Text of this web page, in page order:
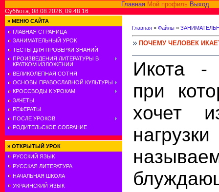
Главная Мой профиль Выход
Суббота, 08.08.2026, 09:48:16
» МЕНЮ САЙТА
ГЛАВНАЯ СТРАНИЦА
ЗАНИМАТЕЛЬНЫЙ УРОК
ТЕСТЫ ДЛЯ ПРОВЕРКИ ЗНАНИЙ
ПРОИЗВЕДЕНИЯ ЛИТЕРАТУРЫ В
КРАТКОМ ИЗЛОЖЕНИИ
ВЕЛИКОЛЕПНАЯ СОТНЯ
ОСНОВЫ ПРАВОСЛАВНОЙ КУЛЬТУРЫ
КРОССВОДЫ К УРОКАМ
ЗАЧЕТЫ
РЕФЕРАТЫ
ПОСЛЕ УРОКОВ
РОДИТЕЛЬСКОЕ СОБРАНИЕ
» ОТКРЫТЫЙ УРОК
РУССКИЙ ЯЗЫК
РУССКАЯ ЛИТЕРАТУРА
НАЧАЛЬНАЯ ШКОЛА
УКРАИНСКИЙ ЯЗЫК
Главная » Файлы »
ПОЧЕМУ ЧЕЛОВЕК
Икота -
при
хочет